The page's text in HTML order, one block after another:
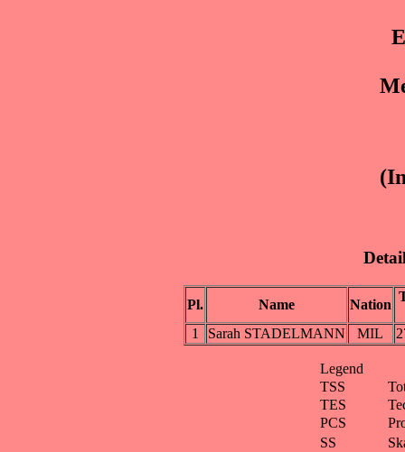
Pl. Name Nation
1 Sarah STADELMANN MIL
Legend
TSS
TES
PCS
SS